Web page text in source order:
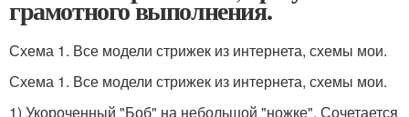
грамотного выполнения.
Схема 1. Все модели стрижек из интернета, схемы мои.
Схема 1. Все модели стрижек из интернета, схемы мои.
1) Укороченный "Боб" на небольшой "ножке". Сочетается